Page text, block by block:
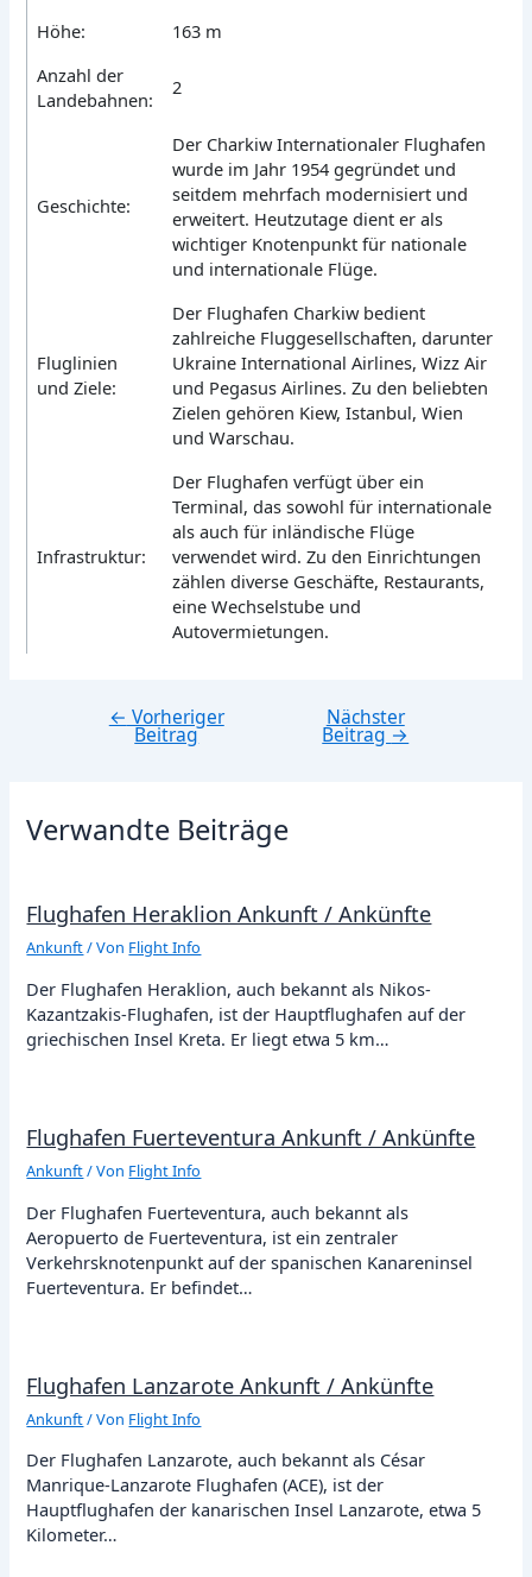
Höhe:
163 m
Anzahl der
Landebahnen:
2
Geschichte:
Der Charkiw Internationaler Flughafen
wurde im Jahr 1954 gegründet und
seitdem mehrfach modernisiert und
erweitert. Heutzutage dient er als
wichtiger Knotenpunkt für nationale
und internationale Flüge.
Fluglinien
und Ziele:
Der Flughafen Charkiw bedient
zahlreiche Fluggesellschaften, darunter
Ukraine International Airlines, Wizz Air
und Pegasus Airlines. Zu den beliebten
Zielen gehören Kiew, Istanbul, Wien
und Warschau.
Infrastruktur:
Der Flughafen verfügt über ein
Terminal, das sowohl für internationale
als auch für inländische Flüge
verwendet wird. Zu den Einrichtungen
zählen diverse Geschäfte, Restaurants,
eine Wechselstube und
Autovermietungen.
Beitragsnavigation
← Vorheriger
Beitrag
Nächster
Beitrag→
Verwandte Beiträge
Flughafen Heraklion Ankunft / Ankünfte
Ankunft/ Von Flight Info
Der Flughafen Heraklion, auch bekannt als Nikos-
Kazantzakis-Flughafen, ist der Hauptflughafen auf der
griechischen Insel Kreta. Er liegt etwa 5 km…
Flughafen Fuerteventura Ankunft / Ankünfte
Ankunft/ Von Flight Info
Der Flughafen Fuerteventura, auch bekannt als
Aeropuerto de Fuerteventura, ist ein zentraler
Verkehrsknotenpunkt auf der spanischen Kanareninsel
Fuerteventura. Er befindet…
Flughafen Lanzarote Ankunft / Ankünfte
Ankunft/ Von Flight Info
Der Flughafen Lanzarote, auch bekannt als César
Manrique-Lanzarote Flughafen (ACE), ist der
Hauptflughafen der kanarischen Insel Lanzarote, etwa 5
Kilometer…